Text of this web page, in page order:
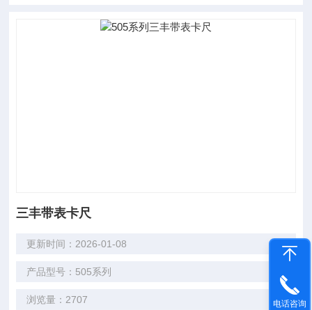
三丰带表卡尺
更新时间：2026-01-08
产品型号：505系列
浏览量：2707 电话咨询